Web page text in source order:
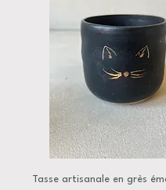
Tasse artisanale en grès